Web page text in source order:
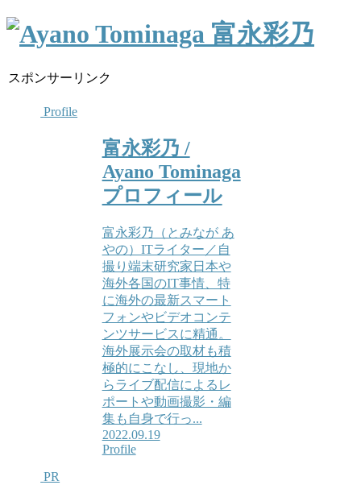
スポンサーリンク
Profile
富永彩乃 /
Ayano Tominaga
プロフィール
富永彩乃（とみなが あ
やの）ITライター／自
撮り端末研究家日本や
海外各国のIT事情、特
に海外の最新スマート
フォンやビデオコンテ
ンツサービスに精通。
海外展示会の取材も積
極的にこなし、現地か
らライブ配信によるレ
ポートや動画撮影・編
集も自身で行っ...
2022.09.19
Profile
PR